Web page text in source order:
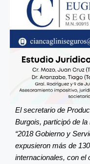
El secretario de
Burgois, participó de
“2018 Gobierno y
expusieron más de
internacionales, con el